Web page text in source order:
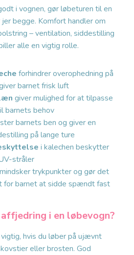
i vognen, gør løbeturen til en
begge. Komfort handler om
– ventilation, siddestilling
alle en vigtig rolle.
forhindrer overophedning på
barnet frisk luft
giver mulighed for at tilpasse
barnets behov
barnets ben og giver en
på lange ture
i kalechen beskytter
stråler
mindsker trykpunkter og gør det
for barnet at sidde spændt fast
i en løbevogn?
hvis du løber på ujævnt
eller brosten. God